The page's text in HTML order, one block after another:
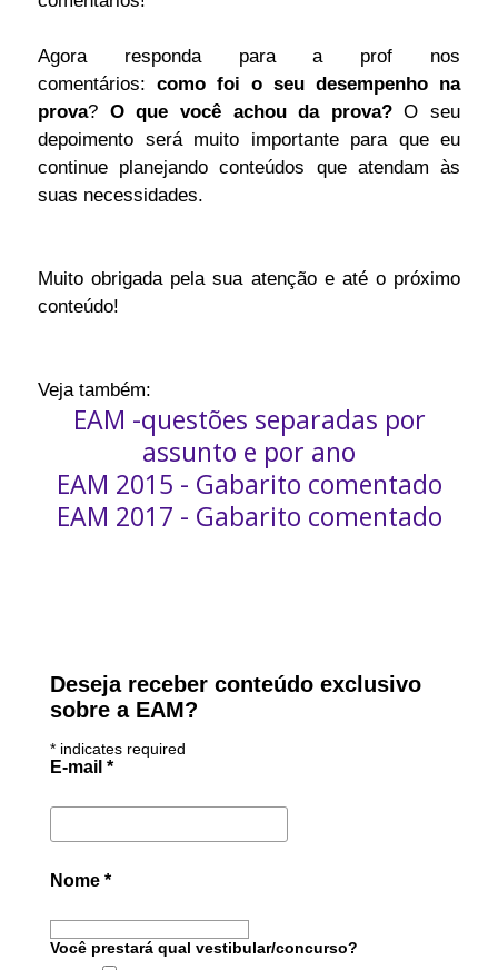
Agora responda para a prof nos
comentários: como foi o seu desempenho na
prova? O que você achou da prova?O seu
depoimento será muito importante para que eu
continue planejando conteúdos que atendam às
suas necessidades.
Muito obrigada pela sua atenção e até o próximo
conteúdo!
Veja também:
EAM -questões separadas por
assunto e por ano
EAM 2015 - Gabarito comentado
EAM 2017 - Gabarito comentado
Deseja receber conteúdo exclusivo
sobre a EAM?
* indicates required
E-mail*
Nome*
Você prestará qual vestibular/concurso?